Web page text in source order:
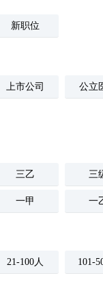
新职位
上市公司 公立
三乙 三
一甲 一
21-100人 101-